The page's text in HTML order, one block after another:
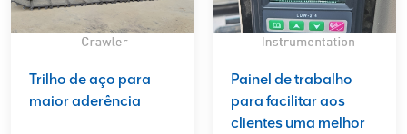
Trilho de aço para
maior aderência
Painel de trabalho
para facilitar aos
clientes uma melhor